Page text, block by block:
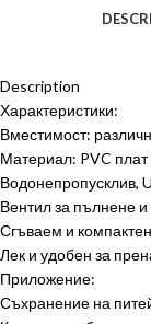
Description
Характеристики:
Вместимост:
Материал: PVC
Водонепропусклив,
Вентил за пълнене и
Сгъваем и
Лек и удобен за
Приложение:
Съхранение на